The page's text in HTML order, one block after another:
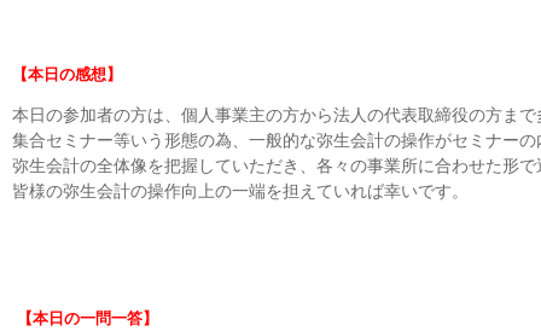
【本日の感想】
本日の参加者の方は、個人事業主の方から法人の代表取締役の方ま
集合セミナー等いう形態の為、一般的な弥生会計の操作がセミナー
弥生会計の全体像を把握していただき、各々の事業所に合わせた形
皆様の弥生会計の操作向上の一端を担えていれば幸いです。
【本日の一問一答】